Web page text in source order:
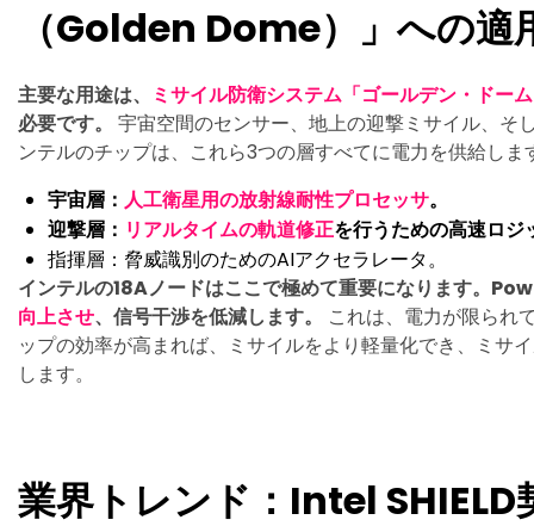
（Golden Dome）」への適
主要な用途は、 ミサイル防衛システム「ゴールデン・ドー
必要です。
宇宙空間のセンサー、地上の迎撃ミサイル、そ
ンテルのチップは、これら3つの層すべてに電力を供給しま
宇宙層： 人工衛星用の放射線耐性プロセッサ。
迎撃層： リアルタイムの軌道修正を行うための高速ロジ
指揮層：脅威識別のためのAIアクセラレータ。
インテルの18Aノードはここで極めて重要になります。
向上させ、信号干渉を低減します。
これは、電力が限られ
ップの効率が高まれば、ミサイルをより軽量化でき、ミサ
します。
業界トレンド：Intel SHIELD